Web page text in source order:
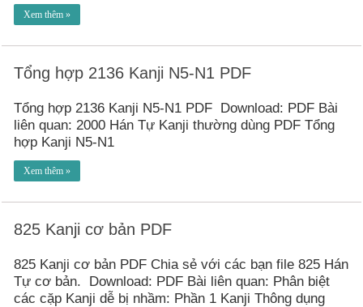
Xem thêm »
Tổng hợp 2136 Kanji N5-N1 PDF
Tổng hợp 2136 Kanji N5-N1 PDF Download: PDF Bài
liên quan: 2000 Hán Tự Kanji thường dùng PDF Tổng
hợp Kanji N5-N1
Xem thêm »
825 Kanji cơ bản PDF
825 Kanji cơ bản PDF Chia sẻ với các bạn file 825 Hán
Tự cơ bản. Download: PDF Bài liên quan: Phân biệt
các cặp Kanji dễ bị nhầm: Phần 1 Kanji Thông dụng